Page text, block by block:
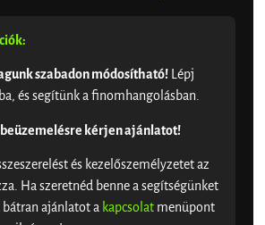
szabadon módosítható! Lépj
és segítünk a finomhangolásban.
kérjen ajánlatot!
és kezelőszemélyzetet az
Ha szeretnéd benne a segítségünket
ajánlatot a kapcsolat menüpont